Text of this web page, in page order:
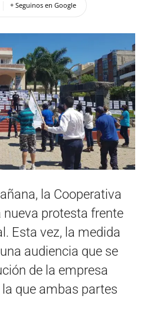
+ Seguinos en Google
la Cooperativa
nueva protesta frente
Esta vez, la medida
audiencia que se
de la empresa
la que ambas partes